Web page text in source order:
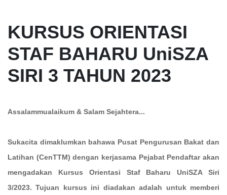
KURSUS ORIENTASI
STAF BAHARU UniSZA
SIRI 3 TAHUN 2023
Assalammualaikum & Salam Sejahtera...
Sukacita dimaklumkan bahawa Pusat Pengurusan Bakat dan
Latihan (CenTTM) dengan kerjasama Pejabat Pendaftar akan
mengadakan Kursus Orientasi Staf Baharu UniSZA Siri
3/2023. Tujuan kursus ini diadakan adalah untuk memberi